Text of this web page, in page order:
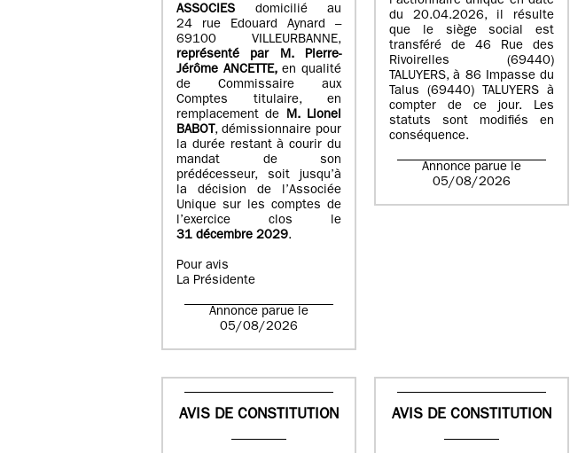
ASSOCIES
domicilié au
24 rue Edouard Aynard –
69100 VILLEURBANNE,
représenté par M.Pierre-
Jérôme ANCETTE, en qualité
de Commissaire aux
Comptes titulaire, en
remplacement de M.Lionel
BABOT, démissionnaire pour
la durée restant à courir du
mandat de son
prédécesseur, soit jusqu’à
la décision de l’Associée
Unique sur les comptes de
l’exercice clos le
31 décembre 2029.
Pour avis
La Présidente
Annonce parue le
05/08/2026
du 20.04.2026, il résulte
que le siège social est
transféré de 46 Rue des
Rivoirelles (69440)
TALUYERS, à 86 Impasse du
Talus (69440) TALUYERS à
compter de ce jour. Les
statuts sont modifiés en
conséquence.
Annonce parue le
05/08/2026
AVIS DE CONSTITUTION AVIS DE CONSTITUTION